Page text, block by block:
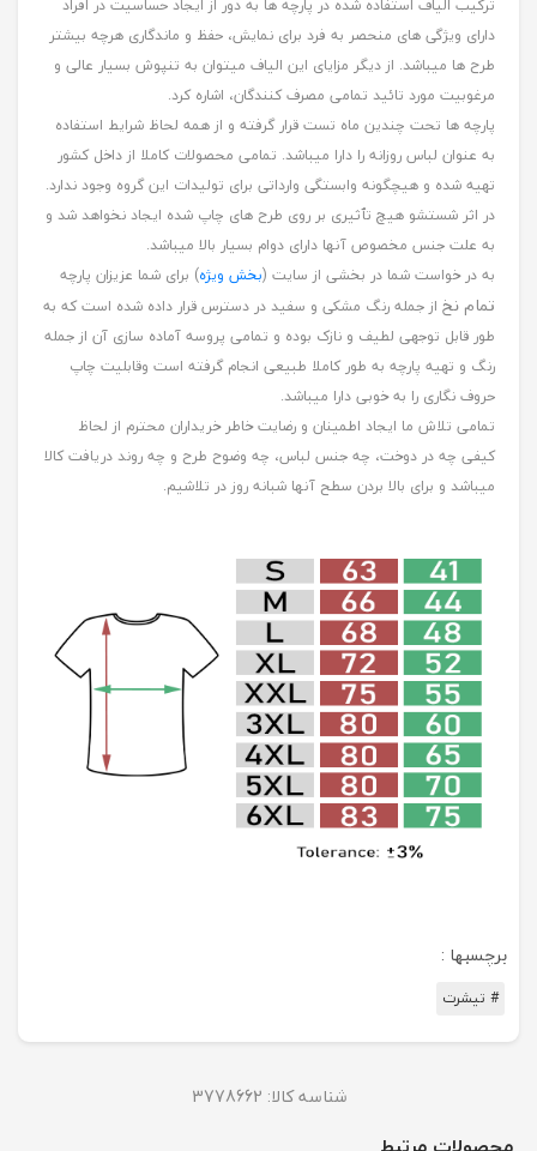
ترکیب الیاف استفاده شده در پارچه ها به دور از ایجاد حساسیت در افراد
دارای ویژگی های منحصر به فرد برای نمایش، حفظ و ماندگاری هرچه بیشتر
طرح ها میباشد. از دیگر مزایای این الیاف میتوان به تنپوش بسیار عالی و
مرغوبیت مورد تائید تمامی مصرف کنندگان، اشاره کرد.
پارچه ها تحت چندین ماه تست قرار گرفته و از همه لحاظ شرایط استفاده
به عنوان لباس روزانه را دارا میباشد. تمامی محصولات کاملا از داخل کشور
تهیه شده و هیچگونه وابستگی وارداتی برای تولیدات این گروه وجود ندارد.
در اثر شستشو هیچ تٱثیری بر روی طرح های چاپ شده ایجاد نخواهد شد و
به علت جنس مخصوص آنها دارای دوام بسیار بالا میباشد.
به در خواست شما در بخشی از سایت (بخش ویژه) برای شما عزیزان پارچه
تمام نخ از جمله رنگ مشکی و سفید در دسترس قرار داده شده است که به
طور قابل توجهی لطیف و نازک بوده و تمامی پروسه آماده سازی آن از جمله
رنگ و تهیه پارچه به طور کاملا طبیعی انجام گرفته است وقابلیت چاپ
حروف نگاری را به خوبی دارا میباشد.
تمامی تلاش ما ایجاد اطمینان و رضایت خاطر خریداران محترم از لحاظ
کیفی چه در دوخت، چه جنس لباس، چه وضوح طرح و چه روند دریافت کالا
میباشد و برای بالا بردن سطح آنها شبانه روز در تلاشیم.
برچسبها :
# تیشرت
شناسه کالا: 3778662